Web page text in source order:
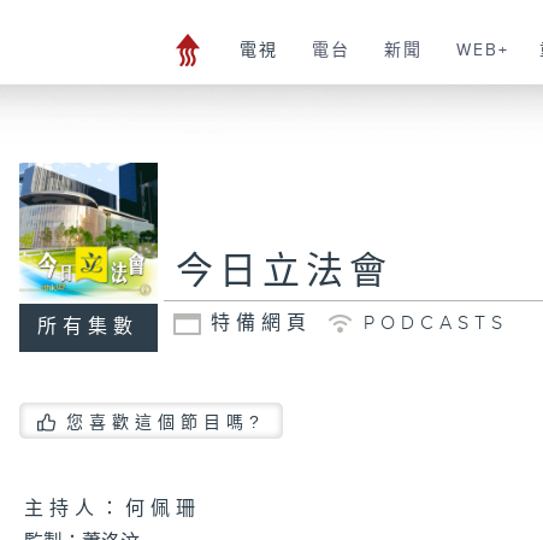
電視 電台 新聞 WEB+
所有集數
今日立法會
特備網頁 PODCASTS
您喜歡這個節目嗎?
主持人：何佩珊